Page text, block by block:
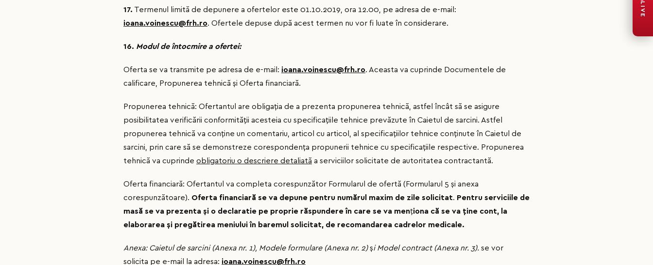
17. Termenul limită de depunere a ofertelor este 01.10.2019, ora 12.00, pe adresa de e-mail:
ioana.voinescu@frh.ro. Ofertele depuse după acest termen nu vor fi luate în considerare.
16. Modul de întocmire a ofertei:
Oferta se va transmite pe adresa de e-mail: ioana.voinescu@frh.ro. Aceasta va cuprinde Documentele de
calificare, Propunerea tehnică și Oferta financiară.
Propunerea tehnică: Ofertantul are obligaţia de a prezenta propunerea tehnică, astfel încât să se asigure
posibilitatea verificării conformităţii acesteia cu specificaţiile tehnice prevăzute în Caietul de sarcini. Astfel
propunerea tehnică va conţine un comentariu, articol cu articol, al specificaţiilor tehnice conţinute în Caietul de
sarcini, prin care să se demonstreze corespondenţa propunerii tehnice cu specificaţiile respective. Propunerea
tehnică va cuprinde obligatoriu o descriere detaliată a serviciilor solicitate de autoritatea contractantă.
Oferta financiară: Ofertantul va completa corespunzător Formularul de ofertă (Formularul 5 și anexa
corespunzătoare). Oferta financiară se va depune pentru numărul maxim de zile solicitat. Pentru serviciile de
masă se va prezenta și o declaratie pe proprie răspundere în care se va menţiona că se va ţine cont, la
elaborarea și pregătirea meniului în baremul solicitat, de recomandarea cadrelor medicale.
Anexa: Caietul de sarcini (Anexa nr. 1), Modele formulare (Anexa nr. 2)și Model contract (Anexa nr. 3). se vor
solicita pe e-mail la adresa: ioana.voinescu@frh.ro
LIVE